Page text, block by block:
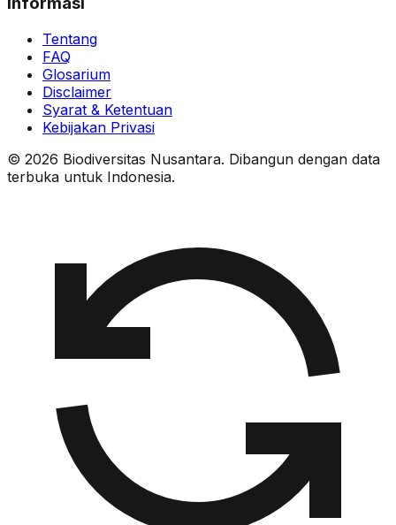
Tentang
FAQ
Glosarium
Disclaimer
Syarat & Ketentuan
Kebijakan Privasi
© 2026 Biodiversitas Nusantara. Dibangun dengan data
terbuka untuk Indonesia.